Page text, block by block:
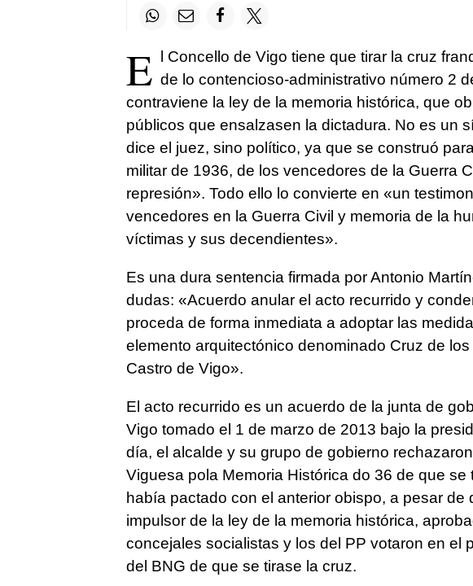
E l Concello de Vigo tiene que tirar la cruz
de lo contencioso-administrativo número 2
contraviene la ley de la memoria histórica, que
públicos que ensalzasen la dictadura. No es un
dice el juez, sino político, ya que se construó
militar de 1936, de los vencedores de la Guerra
represión». Todo ello lo convierte en «un
vencedores en la Guerra Civil y memoria de la
víctimas y sus decendientes».
Es una dura sentencia firmada por Antonio
dudas: «Acuerdo anular el acto recurrido y
proceda de forma inmediata a adoptar las
elemento arquitectónico denominado Cruz de
Castro de Vigo».
El acto recurrido es un acuerdo de la junta de
Vigo tomado el 1 de marzo de 2013 bajo la
día, el alcalde y su grupo de gobierno
Viguesa pola Memoria Histórica do 36 de que se
había pactado con el anterior obispo, a pesar de
impulsor de la ley de la memoria histórica,
concejales socialistas y los del PP votaron en el
del BNG de que se tirase la cruz.